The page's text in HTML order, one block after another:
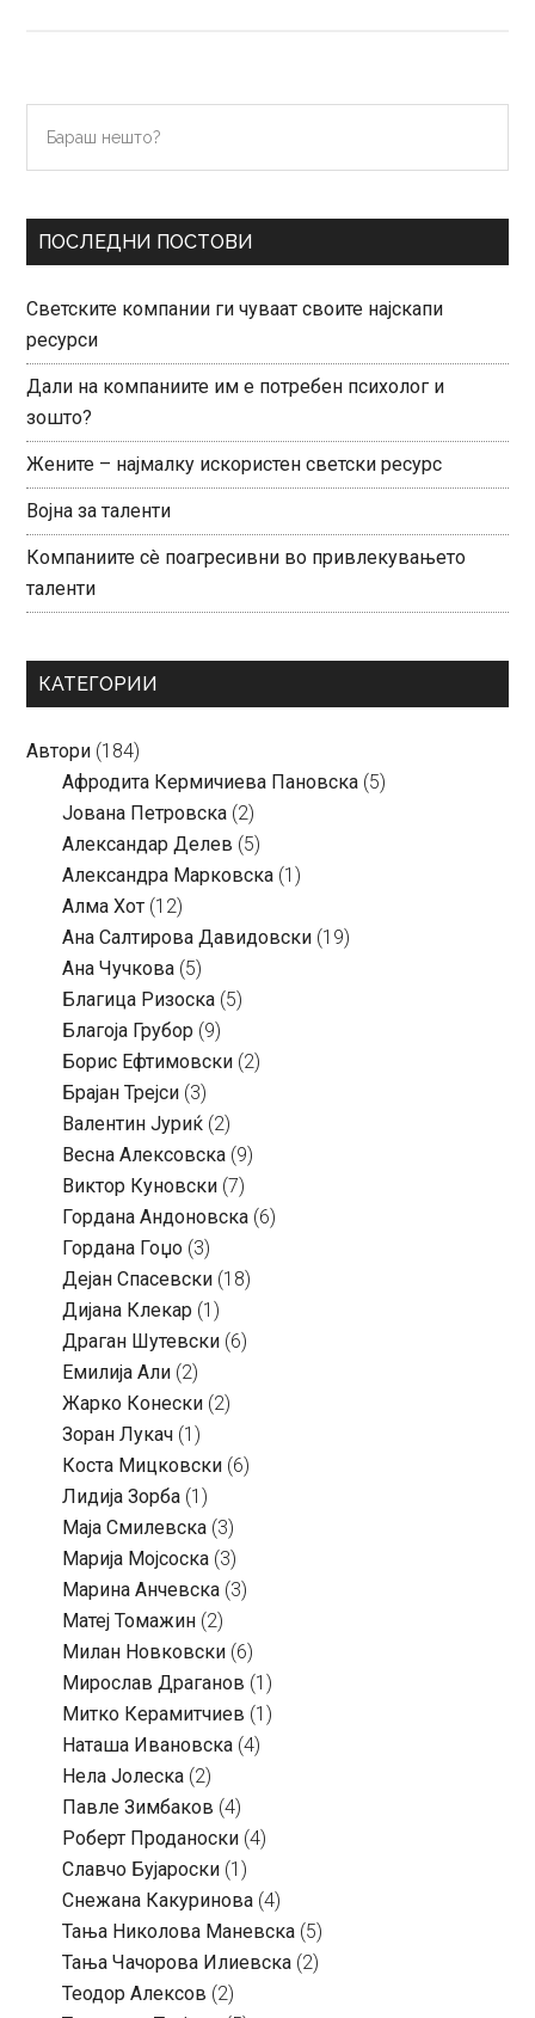
волкот
Primary
Sidebar
нешто?
ПОСЛЕДНИ ПОСТОВИ
Светските компании ги чуваат своите најскапи
ресурси
Дали на компаниите им е потребен психолог и
зошто?
Жените – најмалку искористен светски ресурс
Војна за таленти
Компаниите сè поагресивни во привлекувањето
таленти
КАТЕГОРИИ
Автори (184)
Aфродита Кермичиева Пановска (5)
Јована Петровска (2)
Александар Делев (5)
Александра Марковска (1)
Алма Хот (12)
Ана Салтирова Давидовски (19)
Ана Чучкова (5)
Благица Ризоска (5)
Благоја Грубор (9)
Борис Ефтимовски (2)
Брајан Трејси (3)
Валентин Јуриќ (2)
Весна Алексовска (9)
Виктор Куновски (7)
Гордана Андоновска (6)
Гордана Гоџо (3)
Дејан Спасевски (18)
Дијана Клекар (1)
Драган Шутевски (6)
Емилија Али (2)
Жарко Конески (2)
Зоран Лукач (1)
Коста Мицковски (6)
Лидија Зорба (1)
Маја Смилевска (3)
Марија Мојсоска (3)
Марина Анчевска (3)
Матеј Томажин (2)
Милан Новковски (6)
Мирослав Драганов (1)
Митко Керамитчиев (1)
Наташа Ивановска (4)
Нела Јолеска (2)
Павле Зимбаков (4)
Роберт Проданоски (4)
Славчо Бујароски (1)
Снежана Какуринова (4)
Тања Николова Маневска (5)
Тања Чачорова Илиевска (2)
Теодор Алексов (2)